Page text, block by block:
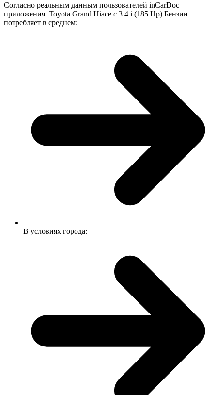
Согласно реальным данным пользователей inCarDoc
приложения, Toyota Grand Hiace с 3.4 i (185 Hp) Бензин
потребляет в среднем:
В условиях города: